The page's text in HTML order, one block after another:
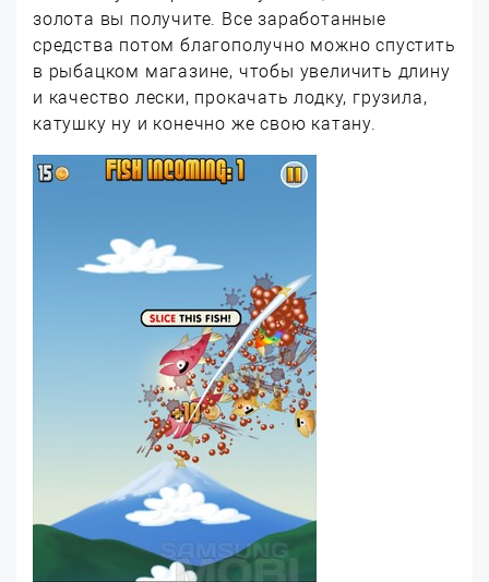
золота вы получите. Все заработанные
средства потом благополучно можно спустить
в рыбацком магазине, чтобы увеличить длину
и качество лески, прокачать лодку, грузила,
катушку ну и конечно же свою катану.